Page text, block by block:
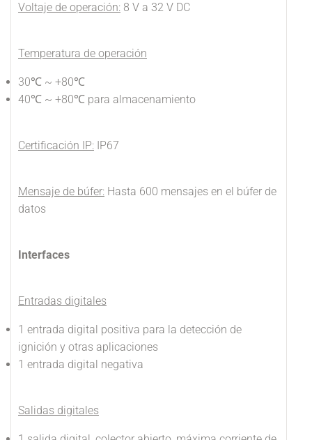
Voltaje de operación: 8 V a 32 V DC
Temperatura de operación
30℃ ~ +80℃
40℃ ~ +80℃ para almacenamiento
Certificación IP: IP67
Mensaje de búfer: Hasta 600 mensajes en el búfer de
datos
Interfaces
Entradas digitales
1 entrada digital positiva para la detección de
ignición y otras aplicaciones
1 entrada digital negativa
Salidas digitales